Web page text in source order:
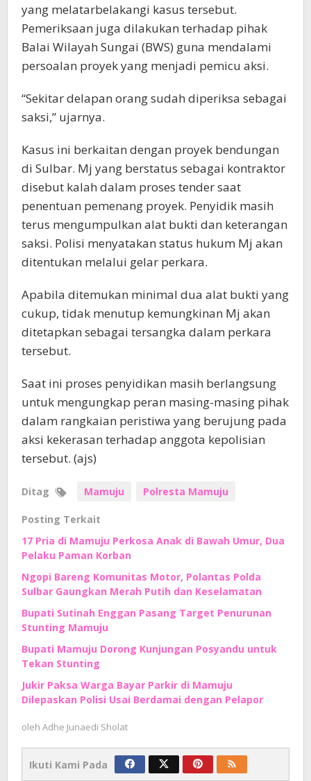
yang melatarbelakangi kasus tersebut.
Pemeriksaan juga dilakukan terhadap pihak
Balai Wilayah Sungai (BWS) guna mendalami
persoalan proyek yang menjadi pemicu aksi.
“Sekitar delapan orang sudah diperiksa sebagai
saksi,” ujarnya.
Kasus ini berkaitan dengan proyek bendungan
di Sulbar. Mj yang berstatus sebagai kontraktor
disebut kalah dalam proses tender saat
penentuan pemenang proyek. Penyidik masih
terus mengumpulkan alat bukti dan keterangan
saksi. Polisi menyatakan status hukum Mj akan
ditentukan melalui gelar perkara.
Apabila ditemukan minimal dua alat bukti yang
cukup, tidak menutup kemungkinan Mj akan
ditetapkan sebagai tersangka dalam perkara
tersebut.
Saat ini proses penyidikan masih berlangsung
untuk mengungkap peran masing-masing pihak
dalam rangkaian peristiwa yang berujung pada
aksi kekerasan terhadap anggota kepolisian
tersebut. (ajs)
Ditag Mamuju Polresta Mamuju
Posting Terkait
17 Pria di Mamuju Perkosa Anak di Bawah Umur, Dua
Pelaku Paman Korban
Ngopi Bareng Komunitas Motor, Polantas Polda
Sulbar Gaungkan Merah Putih dan Keselamatan
Bupati Sutinah Enggan Pasang Target Penurunan
Stunting Mamuju
Bupati Mamuju Dorong Kunjungan Posyandu untuk
Tekan Stunting
Jukir Paksa Warga Bayar Parkir di Mamuju
Dilepaskan Polisi Usai Berdamai dengan Pelapor
oleh Adhe Junaedi Sholat
Ikuti Kami Pada